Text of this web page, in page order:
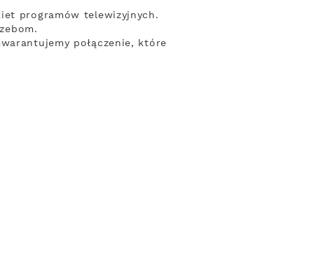
programów telewizyjnych.
połączenie, które